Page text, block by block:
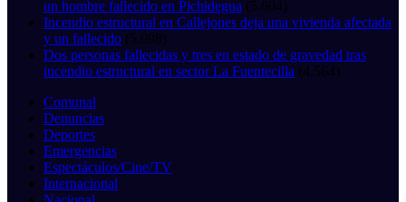
un hombre fallecido en Pichidegua (5.604)
Incendio estructural en Callejones deja una vivienda afectada
y un fallecido (5.098)
Dos personas fallecidas y tres en estado de gravedad tras
incendio estructural en sector La Fuentecilla (4.564)
Comunal
Denuncias
Deportes
Emergencias
Espectáculos/Cine/TV
Internacional